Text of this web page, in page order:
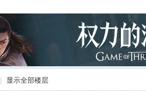
显示全部楼层